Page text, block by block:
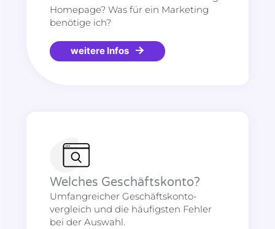
Homepage? Was für ein Marketing
benötige ich?
weitere Infos
Welches Geschäftskonto?
Umfangreicher Geschäftskonto-
vergleich und die häufigsten Fehler
bei der Auswahl.